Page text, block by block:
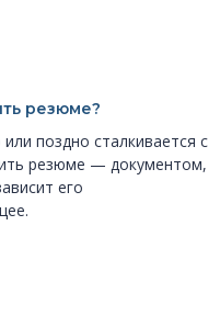
резюме?
поздно сталкивается с
резюме — документом,
его